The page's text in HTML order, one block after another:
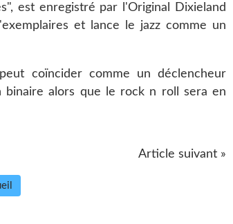
est enregistré par l'Original Dixieland
et lance le jazz comme un
coïncider comme un déclencheur
alors que le rock n roll sera en
Article suivant »